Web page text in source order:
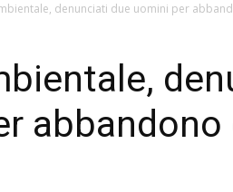
denunciati due uomini per